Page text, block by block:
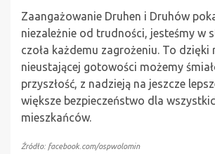
Zaangażowanie Druhen i Druhów
niezależnie od trudności, jesteśmy w
czoła każdemu zagrożeniu. To dzięki
nieustającej gotowości możemy
przyszłość, z nadzieją na jeszcze
większe bezpieczeństwo dla
mieszkańców.
Źródło: facebook.com/ospwolomin